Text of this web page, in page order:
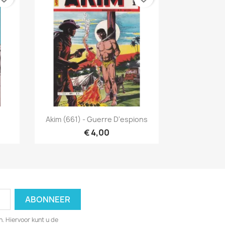
Snel bekijken
Akim (661) - Guerre D'espions
€ 4,00
Hiervoor kunt u de